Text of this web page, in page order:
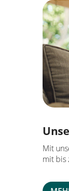
Mit
mit bis